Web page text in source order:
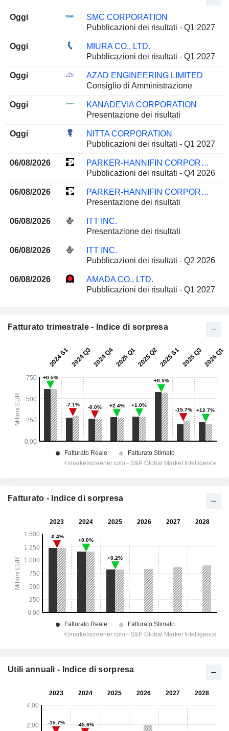
Oggi
SMC CORPORATION
Pubblicazioni dei risultati - Q1 2027
Oggi
MIURA CO., LTD.
Pubblicazioni dei risultati - Q1 2027
Oggi
AZAD ENGINEERING LIMITED
Consiglio di Amministrazione
Oggi
KANADEVIA CORPORATION
Presentazione dei risultati
Oggi
NITTA CORPORATION
Pubblicazioni dei risultati - Q1 2027
06/08/2026
PARKER-HANNIFIN CORPORATION
Pubblicazioni dei risultati - Q4 2026
06/08/2026
PARKER-HANNIFIN CORPORATION
Presentazione dei risultati
06/08/2026
ITT INC.
Presentazione dei risultati
06/08/2026
ITT INC.
Pubblicazioni dei risultati - Q2 2026
06/08/2026
AMADA CO., LTD.
Pubblicazioni dei risultati - Q1 2027
Fatturato trimestrale - Indice di sorpresa
Fatturato - Indice di sorpresa
Utili annuali - Indice di sorpresa